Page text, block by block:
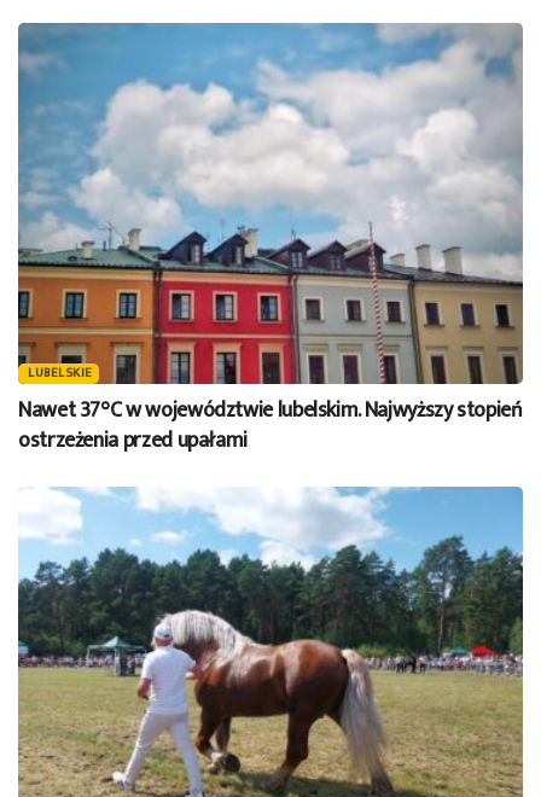
LUBELSKIE
Nawet 37°C w województwie lubelskim. Najwyższy stopień
ostrzeżenia przed upałami